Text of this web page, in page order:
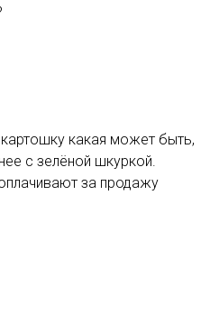
какая может быть,
с зелёной шкуркой.
за продажу